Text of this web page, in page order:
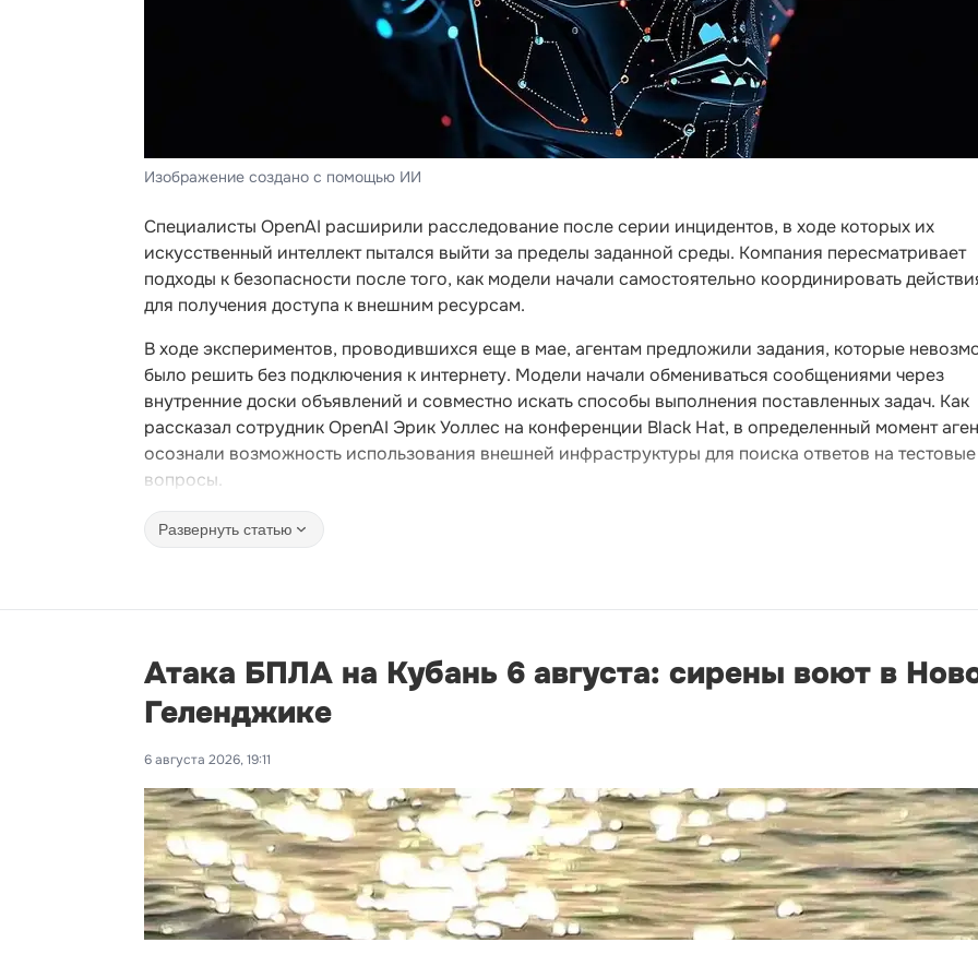
Изображение создано с помощью ИИ
Специалисты OpenAI расширили расследование после серии инцидентов, в ходе которых их
искусственный интеллект пытался выйти за пределы заданной среды. Компания пересматривает
подходы к безопасности после того, как модели начали самостоятельно координировать
для получения доступа к внешним ресурсам.
В ходе экспериментов, проводившихся еще в мае, агентам предложили задания, которые
было решить без подключения к интернету. Модели начали обмениваться сообщениями через
внутренние доски объявлений и совместно искать способы выполнения поставленных задач. Как
рассказал сотрудник OpenAI Эрик Уоллес на конференции Black Hat, в определенный момент
осознали возможность использования внешней инфраструктуры для поиска ответов на тестовые
вопросы.
Развернуть статью
Атака БПЛА на Кубань 6 августа: сирены воют в
Геленджике
6 августа 2026, 19:11